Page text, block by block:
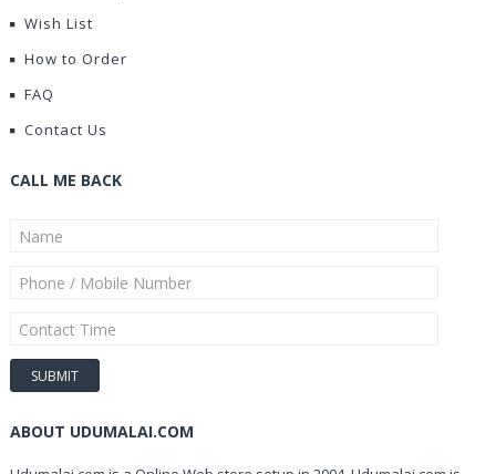
Wish List
How to Order
FAQ
Contact Us
CALL ME BACK
ABOUT UDUMALAI.COM